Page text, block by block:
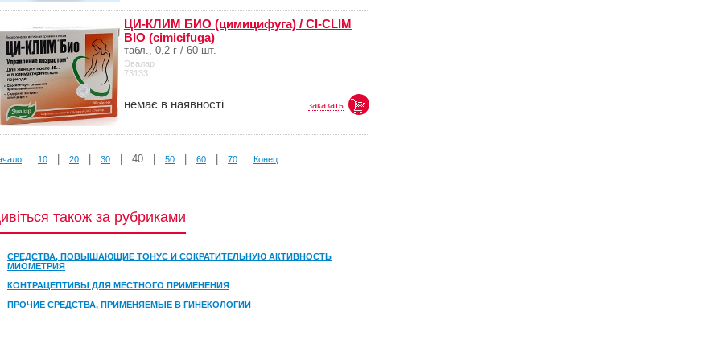
ЦИ-КЛИМ БИО (цимицифуга) / CI-CLIM
BIO (cimicifuga)
табл., 0,2 г / 60 шт.
Эвалар
73133
немає в наявності заказать
... 10 20 30 40 50 60 70 ... Конец
також за рубриками
СРЕДСТВА, ПОВЫШАЮЩИЕ ТОНУС И СОКРАТИТЕЛЬНУЮ АКТИВНОСТЬ
МИОМЕТРИЯ
КОНТРАЦЕПТИВЫ ДЛЯ МЕСТНОГО ПРИМЕНЕНИЯ
ПРОЧИЕ СРЕДСТВА, ПРИМЕНЯЕМЫЕ В ГИНЕКОЛОГИИ